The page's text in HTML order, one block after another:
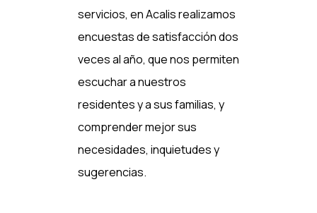
servicios, en Acalis realizamos
encuestas de satisfacción dos
veces al año, que nos permiten
escuchar a nuestros
residentes y a sus familias, y
comprender mejor sus
necesidades, inquietudes y
sugerencias.